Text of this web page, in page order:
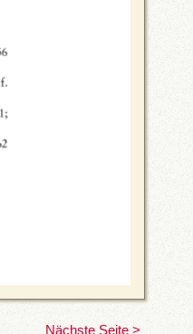
Nächste Seite >